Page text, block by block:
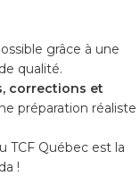
grâce à une
qualité.
corrections et
préparation réaliste
TCF Québec est la
!